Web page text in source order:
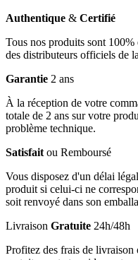
Authentique & Certifié
Tous nos produits sont
des distributeurs officiels de
Garantie 2 ans
À la réception de votre
totale de 2 ans sur votre
problème technique.
Satisfait ou Remboursé
Vous disposez d'un délai
produit si celui-ci ne
soit renvoyé dans son
Livraison Gratuite 24h/48h
Profitez des frais de livraison